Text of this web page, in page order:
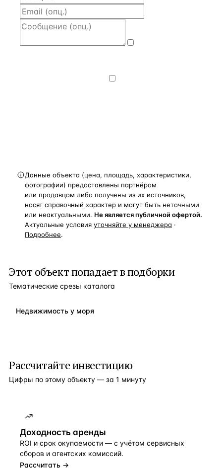
Данные объекта (цена, площадь, характеристики,
фотографии) предоставлены партнёром
или продавцом либо получены из их источников,
носят справочный характер и могут быть неточными
или неактуальными. Не является публичной офертой.
Актуальные условия уточняйте у менеджера ·
Подробнее.
Этот объект попадает в подборки
Тематические срезы каталога
Недвижимость у моря
Рассчитайте инвестицию
Цифры по этому объекту — за 1 минуту
Доходность аренды
ROI и срок окупаемости — с учётом сервисных
сборов и агентских комиссий.
Рассчитать →